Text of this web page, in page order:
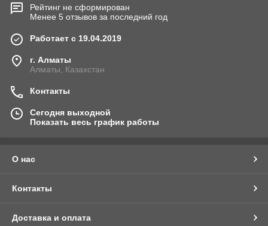
Рейтинг не сформирован
Менее 5 отзывов за последний год
Работает с 19.04.2019
г. Алматы
Алматы, Казахстан
Контакты
Сегодня выходной
Показать весь график работы
О нас
Контакты
Доставка и оплата